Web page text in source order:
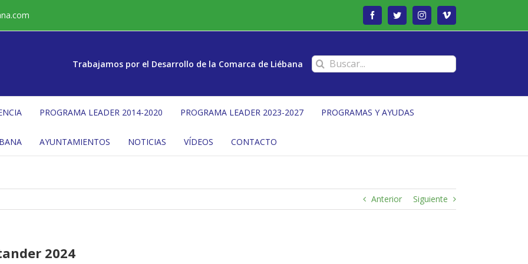
FacebookTwitterInstagramVimeo
Trabajamos por el Desarrollo de la Comarca de Liébana Buscar:
PROGRAMA LEADER 2014-2020 PROGRAMA LEADER 2023-2027 PROGRAMAS Y AYUDAS
AYUNTAMIENTOS NOTICIAS VÍDEOS CONTACTO
Anterior Siguiente
2024